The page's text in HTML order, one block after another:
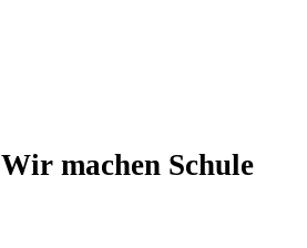
Wir machen Schule